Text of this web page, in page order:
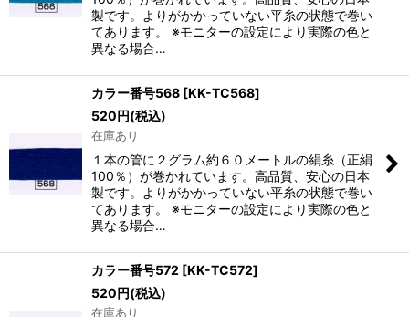
製です。よりがかかっていない平糸の状態で巻い
てあります。 ※モニターの設定により実際の色と
異なる場合…
カラー番号568 [KK-TC568]
520円(税込)
在庫あり
１本の管に２グラム約６０メートルの絹糸（正絹
100％）が巻かれています。高品質、安心の日本
製です。よりがかかっていない平糸の状態で巻い
てあります。 ※モニターの設定により実際の色と
異なる場合…
カラー番号572 [KK-TC572]
520円(税込)
在庫あり